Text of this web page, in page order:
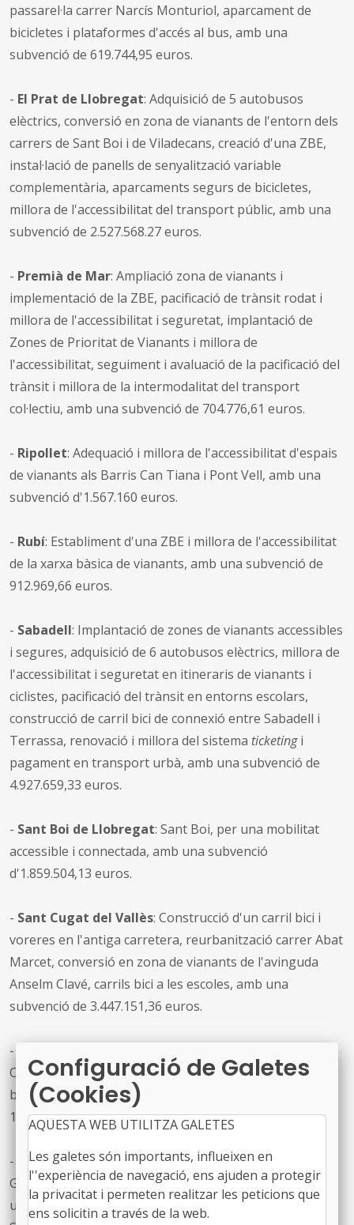
passarel·la carrer Narcís Monturiol, aparcament de
bicicletes i plataformes d'accés al bus, amb una
subvenció de 619.744,95 euros.
- El Prat de Llobregat: Adquisició de 5 autobusos
elèctrics, conversió en zona de vianants de l'entorn dels
carrers de Sant Boi i de Viladecans, creació d'una ZBE,
instal·lació de panells de senyalització variable
complementària, aparcaments segurs de bicicletes,
millora de l'accessibilitat del transport públic, amb una
subvenció de 2.527.568.27 euros.
- Premià de Mar: Ampliació zona de vianants i
implementació de la ZBE, pacificació de trànsit rodat i
millora de l'accessibilitat i seguretat, implantació de
Zones de Prioritat de Vianants i millora de
l'accessibilitat, seguiment i avaluació de la pacificació del
trànsit i millora de la intermodalitat del transport
col·lectiu, amb una subvenció de 704.776,61 euros.
- Ripollet: Adequació i millora de l'accessibilitat d'espais
de vianants als Barris Can Tiana i Pont Vell, amb una
subvenció d'1.567.160 euros.
- Rubí: Establiment d'una ZBE i millora de l'accessibilitat
de la xarxa bàsica de vianants, amb una subvenció de
912.969,66 euros.
- Sabadell: Implantació de zones de vianants accessibles
i segures, adquisició de 6 autobusos elèctrics, millora de
l'accessibilitat i seguretat en itineraris de vianants i
ciclistes, pacificació del trànsit en entorns escolars,
construcció de carril bici de connexió entre Sabadell i
Terrassa, renovació i millora del sistema ticketingi
pagament en transport urbà, amb una subvenció de
4.927.659,33 euros.
- Sant Boi de Llobregat: Sant Boi, per una mobilitat
accessible i connectada, amb una subvenció
d'1.859.504,13 euros.
- Sant Cugat del Vallès: Construcció d'un carril bici i
voreres en l'antiga carretera, reurbanització carrer Abat
Marcet, conversió en zona de vianants de l'avinguda
Anselm Clavé, carrils bici a les escoles, amb una
subvenció de 3.447.151,36 euros.
-
Onze de Setembre i carrer Major i adequació del carril
bici del Passeig del Canal, amb una subvenció:
1.259.526,27 euros.
- Santa Coloma de Gramenet : Urbanització Avinguda
Generalitat, construcció del carril bici del sector nord,
urbanització del carrer Vinyals, urbanització del carrer
Configuració de Galetes
(Cookies)
AQUESTA WEB UTILITZA GALETES
Les galetes són importants, influeixen en
l''experiència de navegació, ens ajuden a protegir
la privacitat i permeten realitzar les peticions que
ens solicitin a través de la web.